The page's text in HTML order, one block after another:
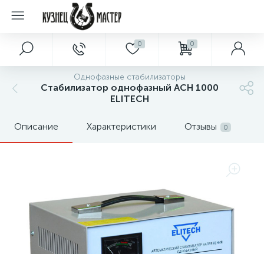
0 0
Однофазные стабилизаторы
Стабилизатор однофазный АСН 1000
ELITECH
Описание Характеристики Отзывы 0